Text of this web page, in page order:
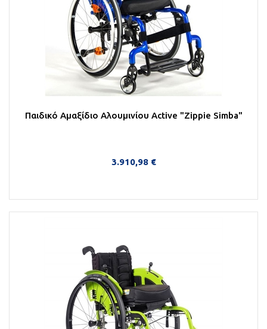
Παιδικό Αμαξίδιο Αλουμινίου Active "Zippie Simba"
3.910,98 €